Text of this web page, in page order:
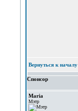
Вернуться к началу
Спонсор
Maria
Мэтр